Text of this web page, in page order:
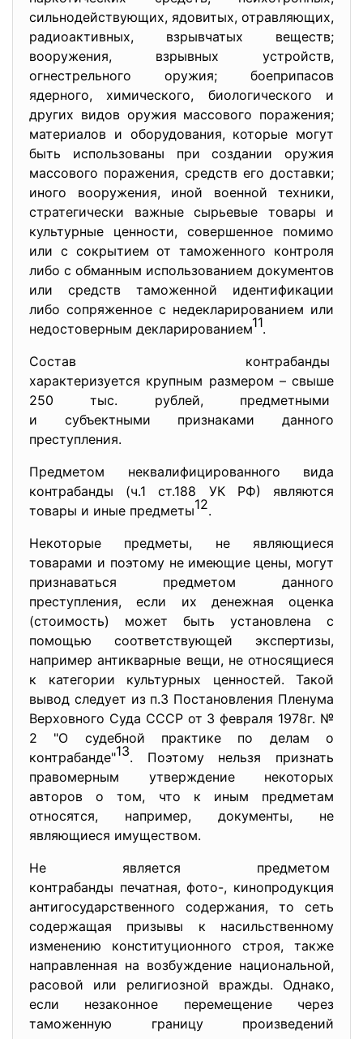
сильнодействующих, ядовитых, отравляющих,
радиоактивных, взрывчатых веществ;
вооружения, взрывных устройств,
огнестрельного оружия; боеприпасов
ядерного, химического, биологического и
других видов оружия массового поражения;
материалов и оборудования, которые могут
быть использованы при создании оружия
массового поражения, средств его доставки;
иного вооружения, иной военной техники,
стратегически важные сырьевые товары и
культурные ценности, совершенное помимо
или с сокрытием от таможенного контроля
либо с обманным использованием документов
или средств таможенной идентификации
либо сопряженное с недекларированием или
недостоверным декларированием11.
Состав контрабанды
характеризуется крупным размером – свыше
250 тыс. рублей, предметными
и субъектными признаками данного
преступления.
Предметом неквалифицированного вида
контрабанды (ч.1 ст.188 УК РФ) являются
товары и иные предметы12.
Некоторые предметы, не являющиеся
товарами и поэтому не имеющие цены, могут
признаваться предметом данного
преступления, если их денежная оценка
(стоимость) может быть установлена с
помощью соответствующей экспертизы,
например антикварные вещи, не относящиеся
к категории культурных ценностей. Такой
вывод следует из п.3 Постановления Пленума
Верховного Суда СССР от 3 февраля 1978г. №
2 "О судебной практике по делам о
контрабанде"13. Поэтому нельзя признать
правомерным утверждение некоторых
авторов о том, что к иным предметам
относятся, например, документы, не
являющиеся имуществом.
Не является предметом
контрабанды печатная, фото-, кинопродукция
антигосударственного содержания, то сеть
содержащая призывы к насильственному
изменению конституционного строя, также
направленная на возбуждение национальной,
расовой или религиозной вражды. Однако,
если незаконное перемещение через
таможенную границу произведений